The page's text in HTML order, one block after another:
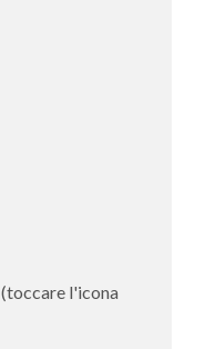
(toccare l'icona